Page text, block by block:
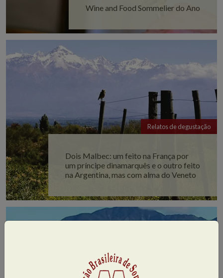
Wine and Food Sommelier do Ano
Relatos de degustação
Dois Malbec: um feito na França por
um príncipe dinamarquês e o outro feito
na Argentina, mas com alma do Veneto